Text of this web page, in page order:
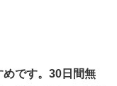
です。30日間無